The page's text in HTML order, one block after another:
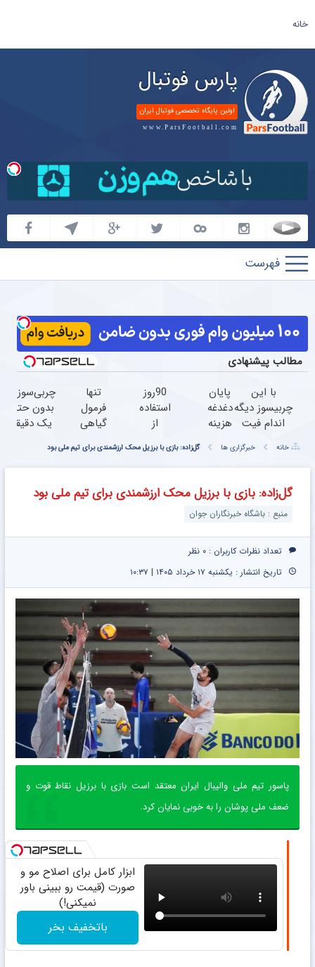
خانه
پارس فوتبال
اولین پایگاه تخصصی فوتبال ایران
www.ParsFootball.com
پارس
فوتبال
مطالب پیشنهادی
با این
چربیسوز دیگه
اندام فیت
نیست(تخفیف
تا امشب)
پایان
دغدغه
هزینه
دندان
پزشکی
با پک
سفید
کننده
90روز
استفاده
از
گیاهی
خدافظی
همیشگی
تنها
فرمول
گیاهی
وزن که
مجوز
وزارت
بهداشت
چربی‌سوزی
بدون حتی
یک دقیقه
خانه خبرگزاری ها گل‌زاده: بازی با برزیل محک ارزشمندی برای تیم ملی بود
گل‌زاده: بازی با برزیل محک ارزشمندی برای تیم ملی بود
منبع : باشگاه خبرنگاران جوان
تعداد نظرات کاربران : ۰ نظر
تاریخ انتشار : یکشنبه ۱۷ خرداد ۱۴۰۵ | ۱۰:۳۷
پاسور تیم ملی والیبال ایران معتقد است بازی با برزیل نقاط قوت و
ضعف ملی پوشان را به خوبی نمایان کرد.
ابزار کامل برای اصلاح مو و
صورت (قیمت رو ببینی باور
نمیکنی!)
باتخفیف بخر